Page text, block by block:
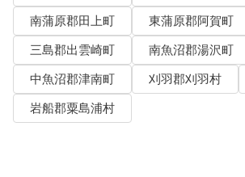
南蒲原郡田上町
東蒲原郡阿賀町
三島郡出雲崎町
南魚沼郡湯沢町
中魚沼郡津南町
刈羽郡刈羽村
岩船郡粟島浦村